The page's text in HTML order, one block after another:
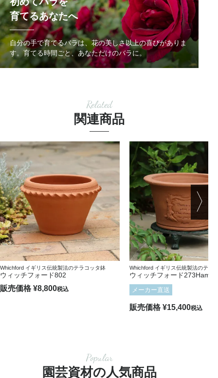
育てるあなたへ
自分の手で育てるバラは、花の美しさ以上の喜びがありま
す。育てる時間ごと、あなただけのバラに。
Related
関連商品
Whichford イギリス伝統製法のテラコッタ鉢
ウィッチフォード802
販売価格 ¥8,800税込
Whichford イギリス伝統製法のテラ
ウィッチフォード273Hamlet
メーカー直送
販売価格 ¥15,400税込
Popular
園芸資材の人気商品